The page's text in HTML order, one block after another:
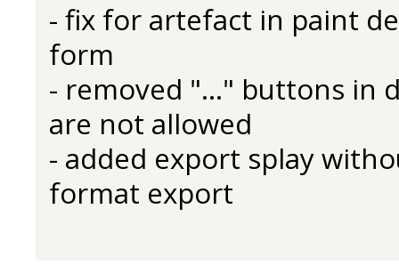
- fix for artefact in paint
form
- removed "..." buttons in
are not allowed
- added export splay
format export